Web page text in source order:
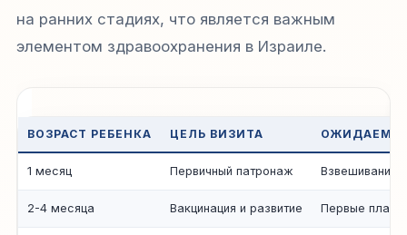
на ранних стадиях, что является важным
элементом здравоохранения в Израиле.
ВОЗРАСТ РЕБЕНКА ЦЕЛЬ ВИЗИТА
1 месяц Первичный патронаж
2-4 месяца Вакцинация и развитие Первые